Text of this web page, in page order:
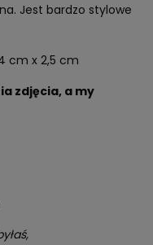
Jest bardzo stylowe
cm x 2,5 cm
zdjęcia, a my